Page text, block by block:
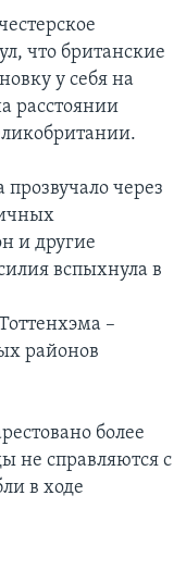
что британские
у себя на
расстоянии
через
и другие
вспыхнула в
–
районов
более
не справляются с
в ходе